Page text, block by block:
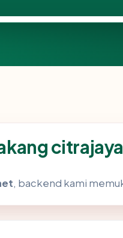
, backend kami